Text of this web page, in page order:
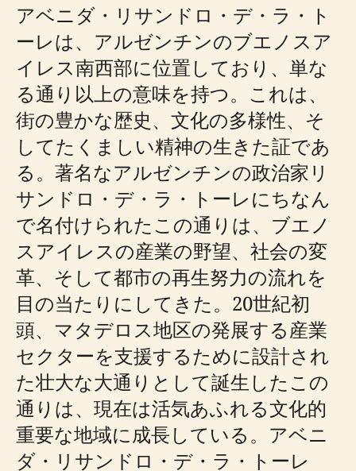
アベニダ・リサンドロ・デ・ラ・ト
ーレは、アルゼンチンのブエノスア
イレス南西部に位置しており、単な
る通り以上の意味を持つ。これは、
街の豊かな歴史、文化の多様性、そ
してたくましい精神の生きた証であ
る。著名なアルゼンチンの政治家リ
サンドロ・デ・ラ・トーレにちなん
で名付けられたこの通りは、ブエノ
スアイレスの産業の野望、社会の変
革、そして都市の再生努力の流れを
目の当たりにしてきた。20世紀初
頭、マタデロス地区の発展する産業
セクターを支援するために設計され
た壮大な大通りとして誕生したこの
通りは、現在は活気あふれる文化的
重要な地域に成長している。アベニ
ダ・リサンドロ・デ・ラ・トーレ